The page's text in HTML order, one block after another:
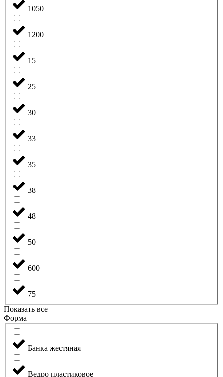
1050
1200
15
25
30
33
35
38
48
50
600
75
Показать все
Форма
Банка жестяная
Ведро пластиковое